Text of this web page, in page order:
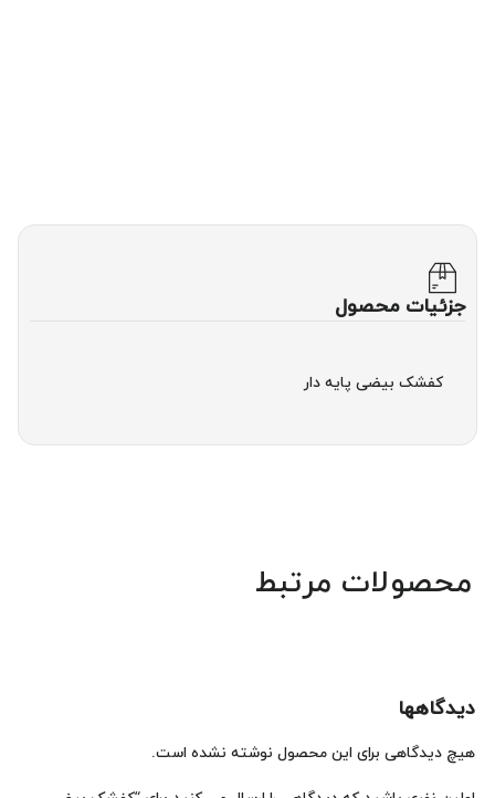
جزئیات محصول
کفشک بیضی پایه دار
محصولات مرتبط
دیدگاهها
هیچ دیدگاهی برای این محصول نوشته نشده است.